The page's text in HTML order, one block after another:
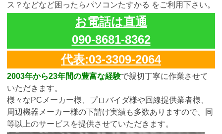
ス？などなど困ったらパソコンたすかる をご利用下さい。
お電話は直通
090-8681-8362
代表:03-3309-2064
2003年から23年間の豊富な経験で親切丁寧に作業させて
いただきます。
様々なPCメーカー様、プロバイダ様や回線提供業者様、
周辺機器メーカー様の下請け実績も多数ありますので、同
等以上のサービスを提供させていただきます。